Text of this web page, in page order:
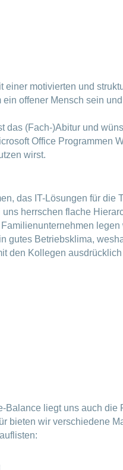
einer motivierten und
offener Mensch sein
das (Fach-)Abitur und
Office Programmen
wirst.
das IT-Lösungen für die
herrschen flache
Familienunternehmen legen
gutes Betriebsklima,
den Kollegen
Balance liegt uns auch die
bieten wir verschiedene